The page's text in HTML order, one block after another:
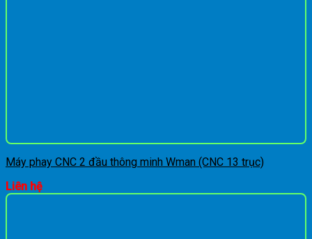
Máy phay CNC 2 đầu thông minh Wman (CNC 13 trục)
Liên hệ